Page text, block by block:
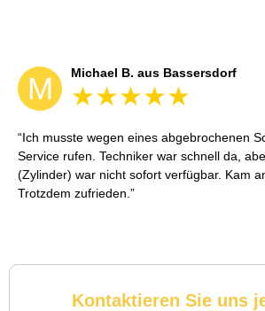
M Michael B. aus Bassersdorf
Ich musste wegen eines abgebrochenen
Service rufen. Techniker war schnell da,
(Zylinder) war nicht sofort verfügbar. Kam
Trotzdem zufrieden.
Kontaktieren Sie uns